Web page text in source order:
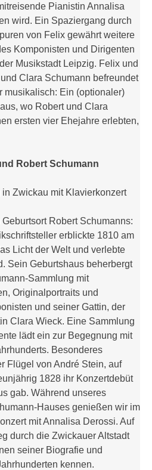
Pianistin Annalisa
wird. Ein Spaziergang durch
von Felix gewährt weitere
Komponisten und Dirigenten
Musikstadt Leipzig. Felix und
Clara Schumann befreundet
musikalisch: Ein (optionaler)
wo Robert und Clara
ersten vier Ehejahre erlebten,
Robert Schumann
Zwickau mit Klavierkonzert
Robert Schumanns:
erblickte 1810 am
Licht der Welt und verlebte
Sein Geburtshaus beherbergt
Sammlung mit
Originalportraits und
und seiner Gattin, der
Clara Wieck. Eine Sammlung
lädt ein zur Begegnung mit
Besonderes
Flügel von André Stein, auf
1828 ihr Konzertdebüt
gab. Während unseres
Hauses genießen wir im
mit Annalisa Derossi. Auf
durch die Zwickauer Altstadt
seiner Biografie und
kennen.